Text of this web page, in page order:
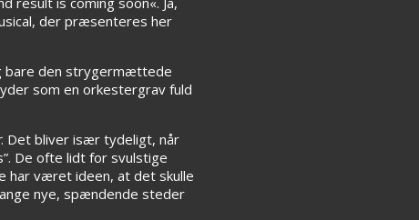
der præsenteres her
bare den strygermættede
som en orkestergrav fuld
. Det bliver især tydeligt, når
De ofte lidt for svulstige
har været ideen, at det skulle
nye, spændende steder